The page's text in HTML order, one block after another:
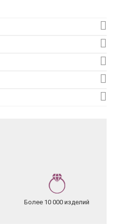
Более 10 000 изделий